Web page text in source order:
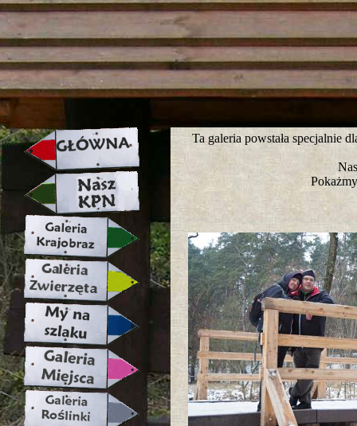
strona w naprawie zapraszamy
Ta galeria powstała specjalnie